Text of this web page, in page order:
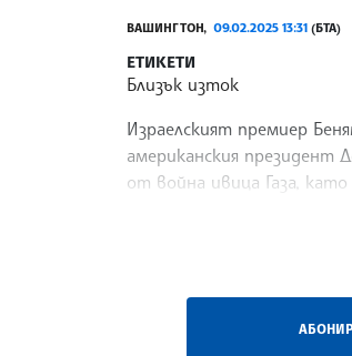
ВАШИНГТОН, 09.02.2025 13:31 (БТА)
ЕТИКЕТИ
Близък изток
Израелският премиер
американския президент
от война ивица Газа,